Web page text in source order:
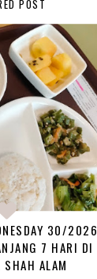
POST
30/2026
7 HARI DI
ALAM